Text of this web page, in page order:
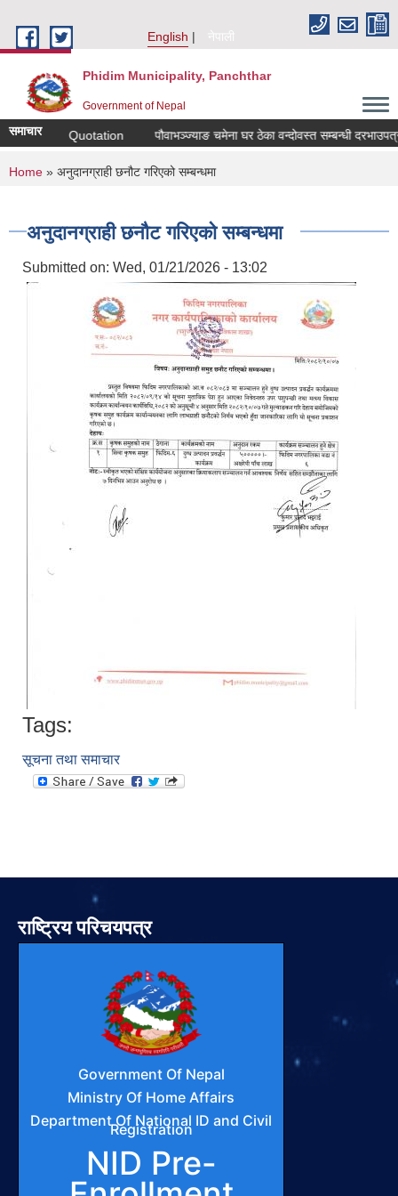
English
नेपाली
Phidim Municipality, Panchthar
Government of Nepal
समाचारQuotation पौवाभञ्ज्याङ चमेना घर ठेका वन्दोवस्त सम्बन्धी दरभाउपत्र
You are here
Home » अनुदानग्राही छनौट गरिएको सम्बन्धमा
अनुदानग्राही छनौट गरिएको सम्बन्धमा
Submitted on: Wed, 01/21/2026 - 13:02
Tags:
सूचना तथा समाचार
राष्ट्रिय परिचयपत्र